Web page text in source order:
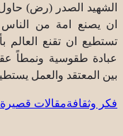
الشهيد الصدر (رض) حاول
ان يصنع امة من الناس
تستطيع ان تقنع العالم
عبادة طقوسية ونمطاً
بين المعتقد والعمل
فكر وثقافةمقالات قصيرة